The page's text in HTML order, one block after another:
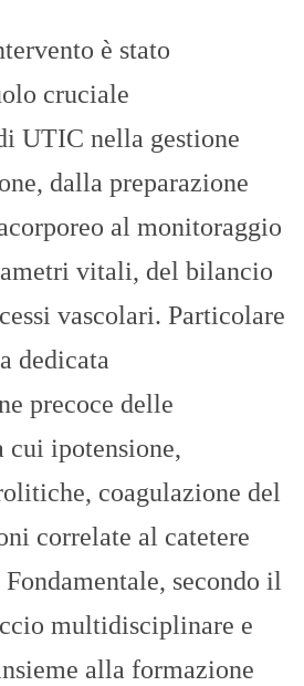
è stato
cruciale
UTIC nella gestione
dalla preparazione
al monitoraggio
vitali, del bilancio
vascolari. Particolare
dedicata
precoce delle
cui ipotensione,
coagulazione del
correlate al catetere
secondo il
multidisciplinare e
alla formazione